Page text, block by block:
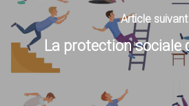
Article suivant
La protection sociale